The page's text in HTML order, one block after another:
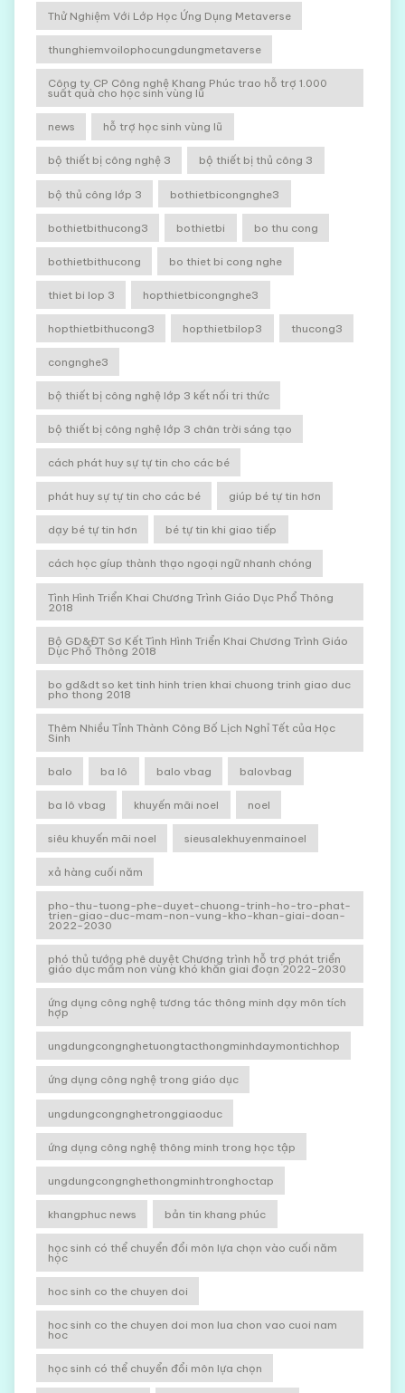
Thử Nghiệm Với Lớp Học Ứng Dụng Metaverse
thunghiemvoilophocungdungmetaverse
Công ty CP Công nghệ Khang Phúc trao hỗ trợ 1.000
suất quà cho học sinh vùng lũ
news hỗ trợ học sinh vùng lũ
bộ thiết bị công nghệ 3 bộ thiết bị thủ công 3
bộ thủ công lớp 3 bothietbicongnghe3
bothietbithucong3 bothietbi bo thu cong
bothietbithucong bo thiet bi cong nghe
thiet bi lop 3 hopthietbicongnghe3
hopthietbithucong3 hopthietbilop3 thucong3
congnghe3
bộ thiết bị công nghệ lớp 3 kết nối tri thức
bộ thiết bị công nghệ lớp 3 chân trời sáng tạo
cách phát huy sự tự tin cho các bé
phát huy sự tự tin cho các bé giúp bé tự tin hơn
dạy bé tự tin hơn bé tự tin khi giao tiếp
cách học gíup thành thạo ngoại ngữ nhanh chóng
Tình Hình Triển Khai Chương Trình Giáo Dục Phổ Thông
2018
Bộ GD&ĐT Sơ Kết Tình Hình Triển Khai Chương Trình Giáo
Dục Phổ Thông 2018
bo gd&dt so ket tinh hinh trien khai chuong trinh giao duc
pho thong 2018
Thêm Nhiều Tỉnh Thành Công Bố Lịch Nghỉ Tết của Học
Sinh
balo ba lô balo vbag balovbag
ba lô vbag khuyến mãi noel noel
siêu khuyến mãi noel sieusalekhuyenmainoel
xả hàng cuối năm
pho-thu-tuong-phe-duyet-chuong-trinh-ho-tro-phat-
trien-giao-duc-mam-non-vung-kho-khan-giai-doan-
2022-2030
phó thủ tướng phê duyệt Chương trình hỗ trợ phát triển
giáo dục mầm non vùng khó khăn giai đoạn 2022-2030
ứng dụng công nghệ tương tác thông minh dạy môn tích
hợp
ungdungcongnghetuongtacthongminhdaymontichhop
ứng dụng công nghệ trong giáo dục
ungdungcongnghetronggiaoduc
ứng dụng công nghệ thông minh trong học tập
ungdungcongnghethongminhtronghoctap
khangphuc news bản tin khang phúc
học sinh có thể chuyển đổi môn lựa chọn vào cuối năm
học
hoc sinh co the chuyen doi
hoc sinh co the chuyen doi mon lua chon vao cuoi nam
hoc
học sinh có thể chuyển đổi môn lựa chọn